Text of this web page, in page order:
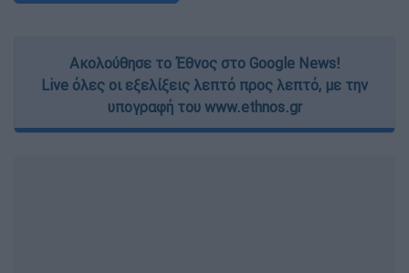
Ακολούθησε το Έθνος στο Google News!
Live όλες οι εξελίξεις λεπτό προς λεπτό, με την
υπογραφή του www.ethnos.gr